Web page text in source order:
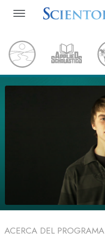
ACERCA DEL PROGRAMA